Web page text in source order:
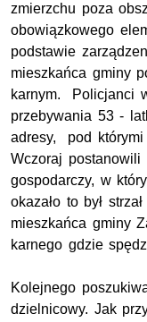
zmierzchu poza
obowiązkowego
podstawie
mieszkańca gminy
karnym. Policjanci
przebywania 53 -
adresy, pod którymi
Wczoraj
gospodarczy, w
okazało to był
mieszkańca gminy
karnego gdzie
Kolejnego
dzielnicowy. Jak